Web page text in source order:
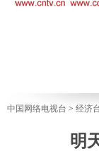
中国网络电视台 > 经济
明